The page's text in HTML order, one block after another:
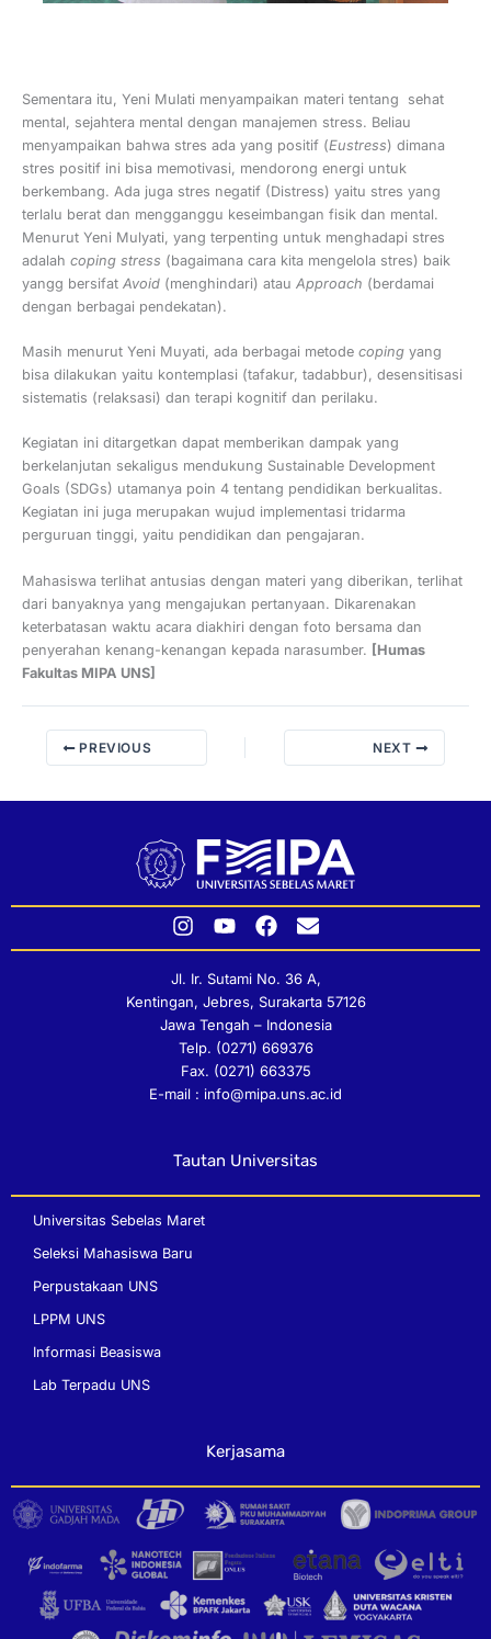
Sementara itu, Yeni Mulati menyampaikan materi tentang sehat
mental, sejahtera mental dengan manajemen stress. Beliau
menyampaikan bahwa stres ada yang positif (Eustress) dimana
stres positif ini bisa memotivasi, mendorong energi untuk
berkembang. Ada juga stres negatif (Distress) yaitu stres yang
terlalu berat dan mengganggu keseimbangan fisik dan mental.
Menurut Yeni Mulyati, yang terpenting untuk menghadapi stres
adalah coping stress (bagaimana cara kita mengelola stres) baik
yangg bersifat Avoid (menghindari) atau Approach (berdamai
dengan berbagai pendekatan).
Masih menurut Yeni Muyati, ada berbagai metode coping yang
bisa dilakukan yaitu kontemplasi (tafakur, tadabbur), desensitisasi
sistematis (relaksasi) dan terapi kognitif dan perilaku.
Kegiatan ini ditargetkan dapat memberikan dampak yang
berkelanjutan sekaligus mendukung Sustainable Development
Goals (SDGs) utamanya poin 4 tentang pendidikan berkualitas.
Kegiatan ini juga merupakan wujud implementasi tridarma
perguruan tinggi, yaitu pendidikan dan pengajaran.
Mahasiswa terlihat antusias dengan materi yang diberikan, terlihat
dari banyaknya yang mengajukan pertanyaan. Dikarenakan
keterbatasan waktu acara diakhiri dengan foto bersama dan
penyerahan kenang-kenangan kepada narasumber. [Humas
Fakultas MIPA UNS]
PREVIOUS NEXT
I
n
s
t
a
g
r
a
Y
o
u
t
u
b
e
F
a
c
e
b
o
o
k
E
n
v
e
l
o
p
e
Jl. Ir. Sutami No. 36 A,
Kentingan, Jebres, Surakarta 57126
Jawa Tengah – Indonesia
Telp. (0271) 669376
Fax. (0271) 663375
E-mail : info@mipa.uns.ac.id
Tautan Universitas
Universitas Sebelas Maret
Seleksi Mahasiswa Baru
Perpustakaan UNS
LPPM UNS
Informasi Beasiswa
Lab Terpadu UNS
Kerjasama